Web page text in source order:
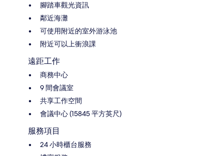
腳踏車觀光資訊
鄰近海灘
可使用附近的室外游泳池
附近可以上衝浪課
遠距工作
商務中心
9 間會議室
共享工作空間
會議中心 (15845 平方英尺)
服務項目
24 小時櫃台服務